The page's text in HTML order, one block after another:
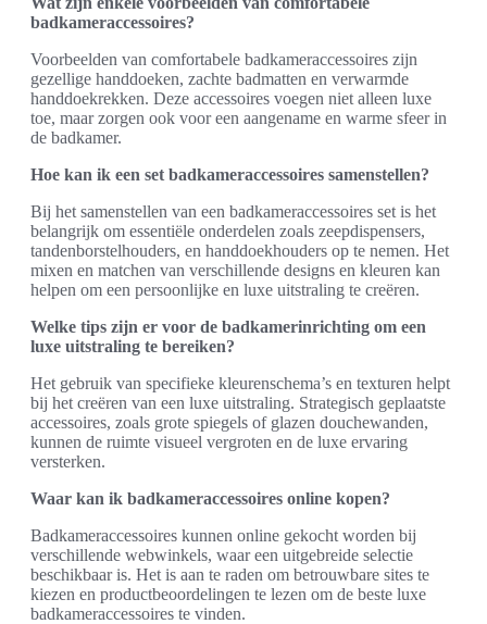
badkameraccessoires?
Voorbeelden van comfortabele badkameraccessoires zijn
gezellige handdoeken, zachte badmatten en verwarmde
handdoekrekken. Deze accessoires voegen niet alleen luxe
toe, maar zorgen ook voor een aangename en warme sfeer in
de badkamer.
Hoe kan ik een set badkameraccessoires samenstellen?
Bij het samenstellen van een badkameraccessoires set is het
belangrijk om essentiële onderdelen zoals zeepdispensers,
tandenborstelhouders, en handdoekhouders op te nemen. Het
mixen en matchen van verschillende designs en kleuren kan
helpen om een persoonlijke en luxe uitstraling te creëren.
Welke tips zijn er voor de badkamerinrichting om een
luxe uitstraling te bereiken?
Het gebruik van specifieke kleurenschema’s en texturen helpt
bij het creëren van een luxe uitstraling. Strategisch geplaatste
accessoires, zoals grote spiegels of glazen douchewanden,
kunnen de ruimte visueel vergroten en de luxe ervaring
versterken.
Waar kan ik badkameraccessoires online kopen?
Badkameraccessoires kunnen online gekocht worden bij
verschillende webwinkels, waar een uitgebreide selectie
beschikbaar is. Het is aan te raden om betrouwbare sites te
kiezen en productbeoordelingen te lezen om de beste luxe
badkameraccessoires te vinden.